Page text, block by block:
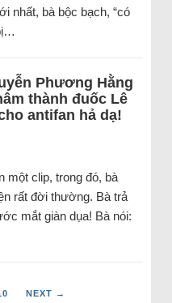
nhất, bà bộc bạch, “có
Phương Hằng
thành đuốc Lê
antifan hả dạ!
một clip, trong đó, bà
rất đời thường. Bà trả
mắt giàn dụa! Bà nói:
NEXT →